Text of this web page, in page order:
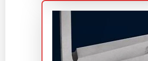
Industriais